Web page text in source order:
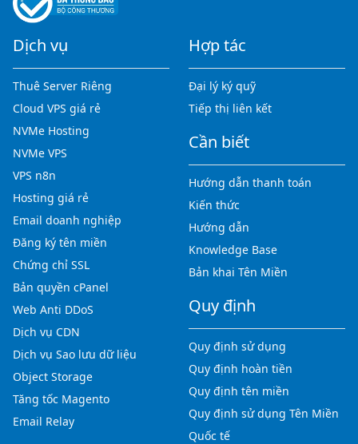
Dịch vụ
Thuê Server Riêng
Cloud VPS giá rẻ
NVMe Hosting
NVMe VPS
VPS n8n
Hosting giá rẻ
Email doanh nghiệp
Đăng ký tên miền
Chứng chỉ SSL
Bản quyền cPanel
Web Anti DDoS
Dịch vụ CDN
Dịch vụ Sao lưu dữ liệu
Object Storage
Tăng tốc Magento
Email Relay
Hợp tác
Đại lý ký quỹ
Tiếp thị liên kết
Cần biết
Hướng dẫn thanh toán
Kiến thức
Hướng dẫn
Knowledge Base
Bản khai Tên Miền
Quy định
Quy định sử dụng
Quy định hoàn tiền
Quy định tên miền
Quy định sử dụng Tên Miền
Quốc tế